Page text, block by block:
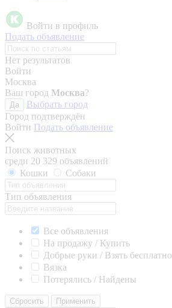
Войти в профиль
Подать объявление
Нет результатов
Войти
Москва
Ваш город Москва?
Да
Выбрать город
Город подтверждён
Войти Подать объявление
Поиск животных
среди 20 329 объявлений
Кошки
Собаки
Тип объявления
Все объявления
На продажу / Купить
Добрые руки / Взять бесплатно
Вязка
Потерялись / Найдены
Сбросить Применить